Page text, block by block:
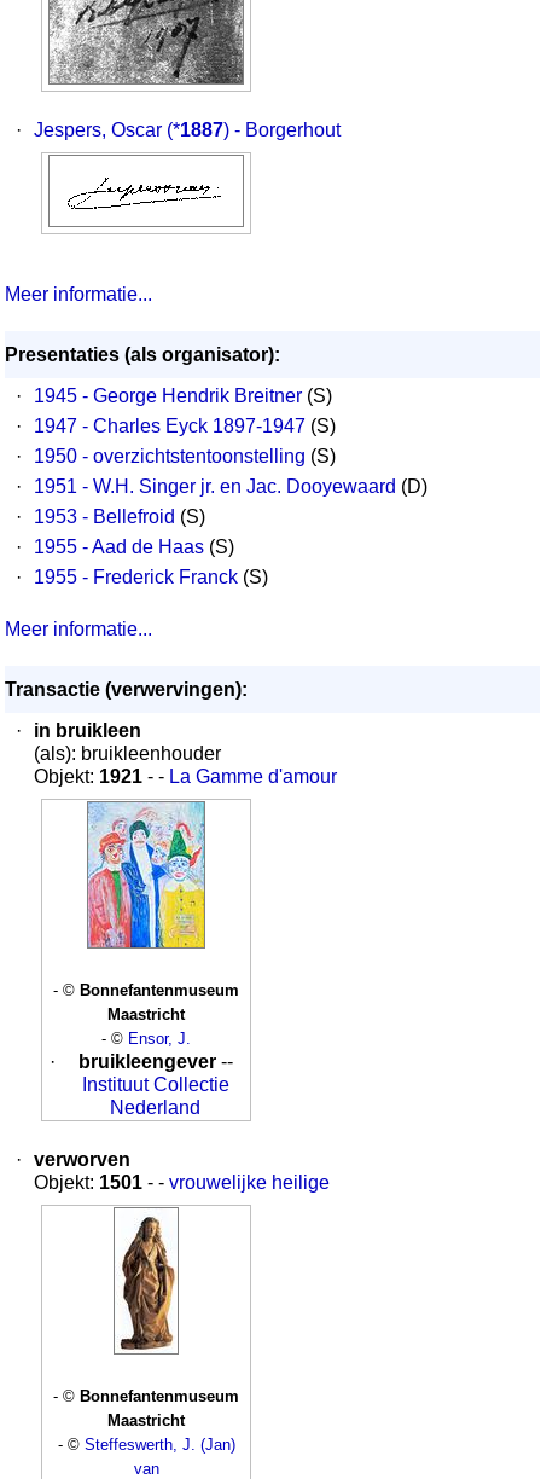
· Jespers, Oscar (*1887) - Borgerhout
Meer informatie...
Presentaties (als organisator):
·
1945 - George Hendrik Breitner (S)
·
1947 - Charles Eyck 1897-1947 (S)
·
1950 - overzichtstentoonstelling (S)
·
1951 - W.H. Singer jr. en Jac. Dooyewaard (D)
·
1953 - Bellefroid (S)
·
1955 - Aad de Haas (S)
·
1955 - Frederick Franck (S)
Meer informatie...
Transactie (verwervingen):
·
in bruikleen
(als): bruikleenhouder
Objekt: 1921 - - La Gamme d'amour
- © Bonnefantenmuseum
Maastricht
- © Ensor, J.
· bruikleengever--
Instituut Collectie
Nederland
·
verworven
Objekt: 1501 - - vrouwelijke heilige
- © Bonnefantenmuseum
Maastricht
- © Steffeswerth, J. (Jan)
van